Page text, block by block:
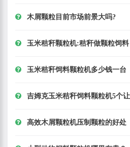
木屑颗粒目前市场前景大吗?
玉米秸秆颗粒机:秸秆做颗粒饲
玉米秸秆饲料颗粒机多少钱一台
吉姆克玉米秸秆饲料颗粒机5个
高效木屑颗粒机压制颗粒的好处